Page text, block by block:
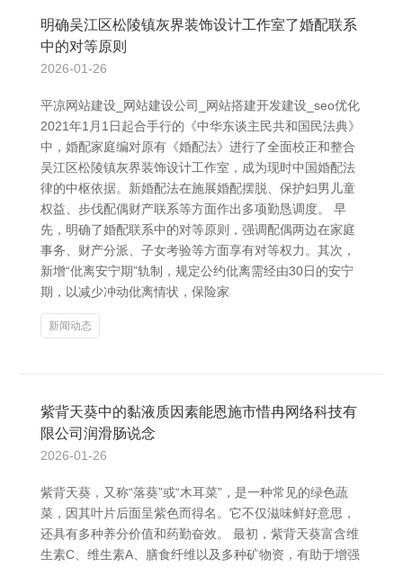
明确吴江区松陵镇灰界装饰设计工作室了婚配联系
中的对等原则
2026-01-26
平凉网站建设_网站建设公司_网站搭建开发建设_seo优化
2021年1月1日起合手行的《中华东谈主民共和国民法典》
中，婚配家庭编对原有《婚配法》进行了全面校正和整合
吴江区松陵镇灰界装饰设计工作室，成为现时中国婚配法
律的中枢依据。新婚配法在施展婚配摆脱、保护妇男儿童
权益、步伐配偶财产联系等方面作出多项勤恳调度。 早
先，明确了婚配联系中的对等原则，强调配偶两边在家庭
事务、财产分派、子女考验等方面享有对等权力。其次，
新增“仳离安宁期”轨制，规定公约仳离需经由30日的安宁
期，以减少冲动仳离情状，保险家
新闻动态
紫背天葵中的黏液质因素能恩施市惜冉网络科技有
限公司润滑肠说念
2026-01-26
紫背天葵，又称“落葵”或“木耳菜”，是一种常见的绿色蔬
菜，因其叶片后面呈紫色而得名。它不仅滋味鲜好意思，
还具有多种养分价值和药勤奋效。 最初，紫背天葵富含维
生素C、维生素A、膳食纤维以及多种矿物资，有助于增强